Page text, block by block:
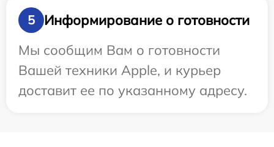
5
Информирование о готовности
Мы сообщим Вам о готовности
Вашей техники Apple, и курьер
доставит ее по указанному адресу.